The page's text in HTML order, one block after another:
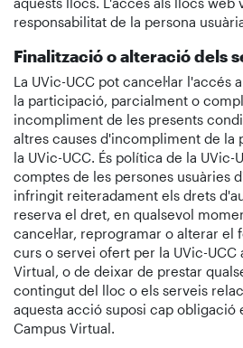
aquests llocs. L'accés als llocs web
responsabilitat de la persona
Finalització o alteració dels
La UVic-UCC pot cancel·lar l'accés
la participació, parcialment o
incompliment de les presents
altres causes d'incompliment de la
la UVic-UCC. És política de la UVic-
comptes de les persones usuàries
infringit reiteradament els drets
reserva el dret, en qualsevol
cancel·lar, reprogramar o alterar el
curs o servei ofert per la UVic-UCC
Virtual, o de deixar de prestar
contingut del lloc o els serveis
aquesta acció suposi cap obligació
Campus Virtual.